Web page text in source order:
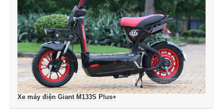
Xe máy điện Giant M133S Plus+